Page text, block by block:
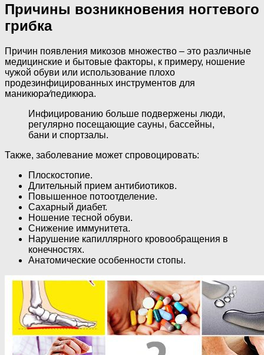
Причины возникновения ногтевого
грибка
Причин появления микозов множество – это различные
медицинские и бытовые факторы, к примеру, ношение
чужой обуви или использование плохо
продезинфицированных инструментов для
маникюра⁄педикюра.
Инфицированию больше подвержены люди,
регулярно посещающие сауны, бассейны,
бани и спортзалы.
Также, заболевание может спровоцировать:
Плоскостопие.
Длительный прием антибиотиков.
Повышенное потоотделение.
Сахарный диабет.
Ношение тесной обуви.
Снижение иммунитета.
Нарушение капиллярного кровообращения в
конечностях.
Анатомические особенности стопы.